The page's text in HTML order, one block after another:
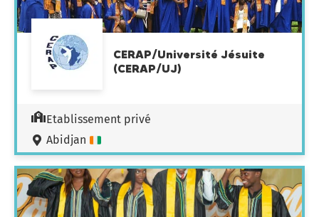
CERAP/Université Jésuite
(CERAP/UJ)
Etablissement privé
Abidjan